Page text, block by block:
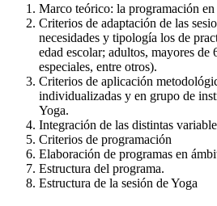
Marco teórico: la programación
Criterios de adaptación de las
necesidades y tipología los de
edad escolar; adultos, mayores de
especiales, entre otros).
Criterios de aplicación
individualizadas y en grupo de
Yoga.
Integración de las distintas
Criterios de programación
Elaboración de programas en
Estructura del programa.
Estructura de la sesión de Yoga